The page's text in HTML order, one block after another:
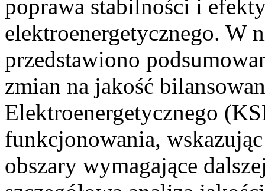
poprawa stabilności i
elektroenergetycznego. W
przedstawiono
zmian na jakość
Elektroenergetycznego
funkcjonowania,
obszary wymagające